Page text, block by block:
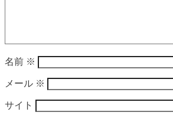
名前 ※
メール ※
サイト